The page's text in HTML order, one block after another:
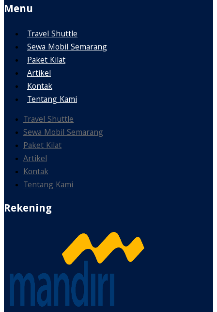
Menu
Travel Shuttle
Sewa Mobil Semarang
Paket Kilat
Artikel
Kontak
Tentang Kami
Travel Shuttle
Sewa Mobil Semarang
Paket Kilat
Artikel
Kontak
Tentang Kami
Rekening